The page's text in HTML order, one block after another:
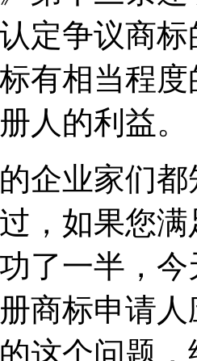
定争议商
有相当程
人的利益。
企业家们
，如果您
了一半，
商标申请
这个问题